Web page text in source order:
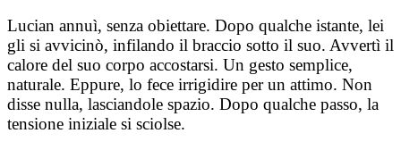
Lucian annuì, senza obiettare. Dopo qualche istante, lei
gli si avvicinò, infilando il braccio sotto il suo. Avvertì il
calore del suo corpo accostarsi. Un gesto semplice,
naturale. Eppure, lo fece irrigidire per un attimo. Non
disse nulla, lasciandole spazio. Dopo qualche passo, la
tensione iniziale si sciolse.